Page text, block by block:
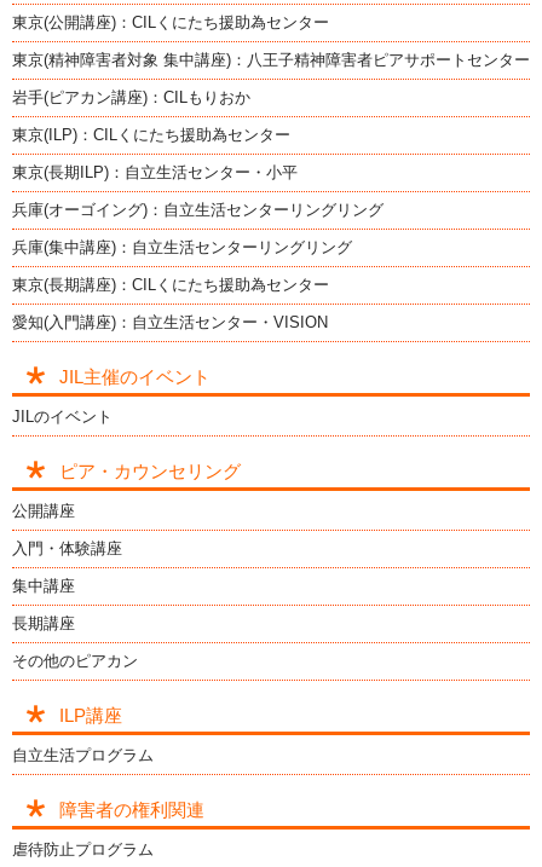
東京(公開講座)：CILくにたち援助為センター
東京(精神障害者対象 集中講座)：八王子精神障害者ピアサポートセンター
岩手(ピアカン講座)：CILもりおか
東京(ILP)：CILくにたち援助為センター
東京(長期ILP)：自立生活センター・小平
兵庫(オーゴイング)：自立生活センターリングリング
兵庫(集中講座)：自立生活センターリングリング
東京(長期講座)：CILくにたち援助為センター
愛知(入門講座)：自立生活センター・VISION
JIL主催のイベント
JILのイベント
ピア・カウンセリング
公開講座
入門・体験講座
集中講座
長期講座
その他のピアカン
ILP講座
自立生活プログラム
障害者の権利関連
虐待防止プログラム